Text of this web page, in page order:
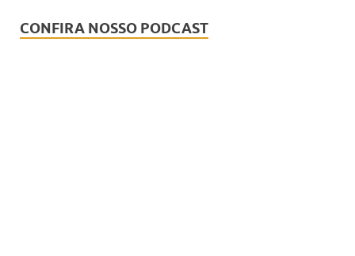
CONFIRA NOSSO PODCAST